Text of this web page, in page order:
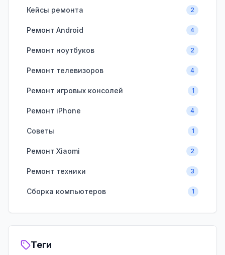
Кейсы ремонта 2
Ремонт Android 4
Ремонт ноутбуков 2
Ремонт телевизоров 4
Ремонт игровых консолей 1
Ремонт iPhone 4
Советы 1
Ремонт Xiaomi 2
Ремонт техники 3
Сборка компьютеров 1
Теги